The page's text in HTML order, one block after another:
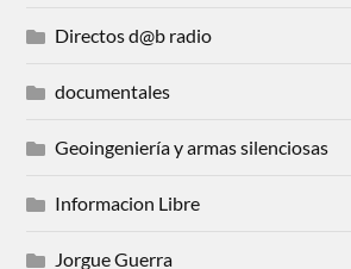
Directos d@b radio
documentales
Geoingeniería y armas silenciosas
Informacion Libre
Jorgue Guerra